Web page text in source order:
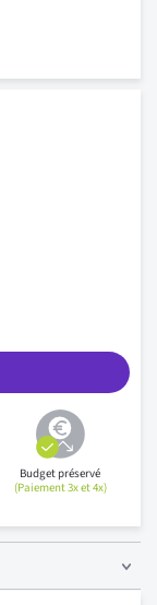
Budget préservé
(Paiement 3x et 4x)